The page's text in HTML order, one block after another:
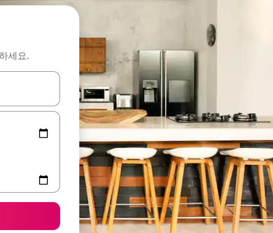
세요.
거나 터치 또는 스와이프 동작으로 탐색하세요.